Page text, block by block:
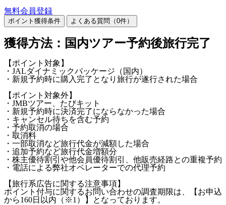
無料会員登録
ポイント獲得条件 よくある質問（0件）
獲得方法：国内ツアー予約後旅行完了
【ポイント対象】
・JALダイナミックパッケージ（国内）
・新規予約時に購入完了となり旅行が遂行された場合
【ポイント対象外】
・JMBツアー、たびキット
・新規予約時に決済完了にならなかった場合
・キャンセル待ちを含む予約
・予約取消の場合
・取消料
・一部取消など旅行代金が減額した場合
・追加予約など旅行代金増額分
・株主優待割引や他会員優待割引、他販売経路との重複予約
・電話による弊社オペレーターでの代理予約
【旅行系広告に関する注意事項】
ポイント付与に関するお問い合わせの調査期限は、【お申込
から160日以内（※1）】となっております。